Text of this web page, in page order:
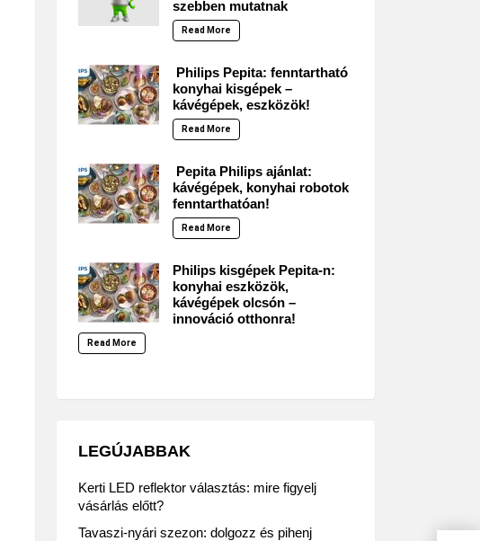
szebben mutatnak
Read More
Philips Pepita: fenntartható
konyhai kisgépek –
kávégépek, eszközök!
Read More
Pepita Philips ajánlat:
kávégépek, konyhai robotok
fenntarthatóan!
Read More
Philips kisgépek Pepita-n:
konyhai eszközök,
kávégépek olcsón –
innováció otthonra!
Read More
LEGÚJABBAK
Kerti LED reflektor választás: mire figyelj
vásárlás előtt?
Tavaszi-nyári szezon: dolgozz és pihenj